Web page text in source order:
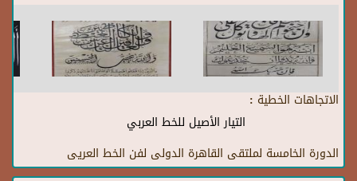
الاتجاهات الخطية :
التيار الأصيل للخط العربي
الدورة الخامسة لملتقى القاهرة الدولى لفن الخط العريى